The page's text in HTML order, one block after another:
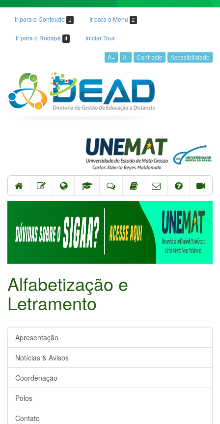
Ir para o Conteudo 1 Ir para o Menu 2
Ir para o Rodapé 4 Iniciar Tour
A+ A- Contraste Acessibilidade
Alfabetização e
Letramento
Apresentação
Notícias & Avisos
Coordenação
Polos
Contato